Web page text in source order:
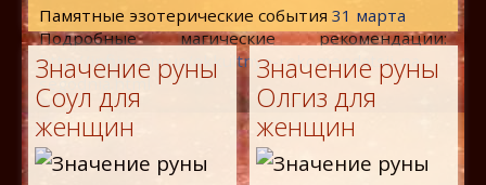
Памятные эзотерические события31 марта
Подробные магические рекомендации:
http://infinix.com.ua/okkultnye-rekomendatsii-na-
segodnia.html
Значение руны
Соул для
женщин
Значение руны
Олгиз для
женщин